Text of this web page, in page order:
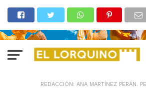
REDACCIÓN: ANA MARTÍNEZ PERÁN.